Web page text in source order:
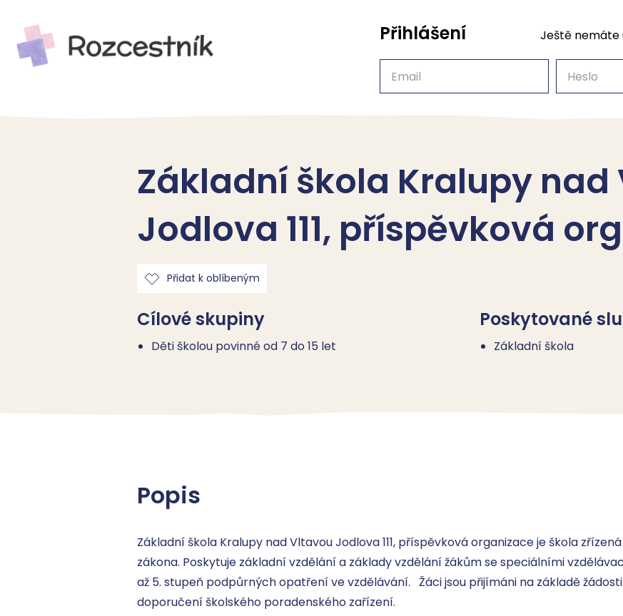
Přihlášení Ještě nemáte
Základní škola Kralupy nad
Jodlova 111, příspěvková
Přidat k oblíbeným
Cílové skupiny
Děti školou povinné od 7 do 15 let
Poskytované
Základní škola
Popis
Základní škola Kralupy nad Vltavou Jodlova 111, příspěvková organizace je škola
zákona. Poskytuje základní vzdělání a základy vzdělání žákům se speciálními
až 5. stupeň podpůrných opatření ve vzdělávání.   Žáci jsou přijímáni na základě
doporučení školského poradenského zařízení.